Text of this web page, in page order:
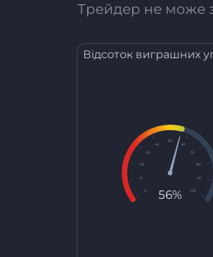
Трейдер не може
Відсоток виграшних
0
10
20
30
40
50
60
70
80
90
100
56%